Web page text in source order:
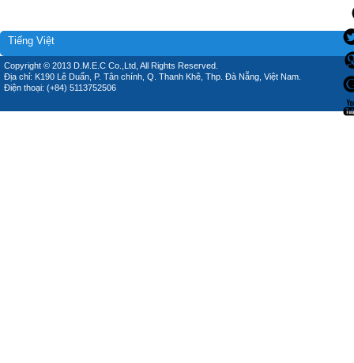
Tiếng Việt
Copyright © 2013 D.M.E.C Co.,Ltd, All Rights Reserved.
Địa chỉ: K190 Lê Duẩn, P. Tân chính, Q. Thanh Khê, Thp. Đà Nẵng, Việt Nam.
Điện thoại: (+84) 5113752506